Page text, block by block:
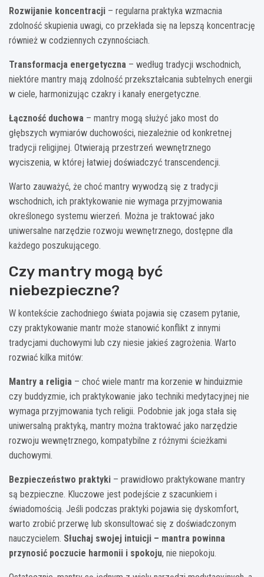
Rozwijanie koncentracji – regularna praktyka wzmacnia
zdolność skupienia uwagi, co przekłada się na lepszą koncentrację
również w codziennych czynnościach.
Transformacja energetyczna – według tradycji wschodnich,
niektóre mantry mają zdolność przekształcania subtelnych energii
w ciele, harmonizując czakry i kanały energetyczne.
Łączność duchowa – mantry mogą służyć jako most do
głębszych wymiarów duchowości, niezależnie od konkretnej
tradycji religijnej. Otwierają przestrzeń wewnętrznego
wyciszenia, w której łatwiej doświadczyć transcendencji.
Warto zauważyć, że choć mantry wywodzą się z tradycji
wschodnich, ich praktykowanie nie wymaga przyjmowania
określonego systemu wierzeń. Można je traktować jako
uniwersalne narzędzie rozwoju wewnętrznego, dostępne dla
każdego poszukującego.
Czy mantry mogą być
niebezpieczne?
W kontekście zachodniego świata pojawia się czasem pytanie,
czy praktykowanie mantr może stanowić konflikt z innymi
tradycjami duchowymi lub czy niesie jakieś zagrożenia. Warto
rozwiać kilka mitów:
Mantry a religia – choć wiele mantr ma korzenie w hinduizmie
czy buddyzmie, ich praktykowanie jako techniki medytacyjnej nie
wymaga przyjmowania tych religii. Podobnie jak joga stała się
uniwersalną praktyką, mantry można traktować jako narzędzie
rozwoju wewnętrznego, kompatybilne z różnymi ścieżkami
duchowymi.
Bezpieczeństwo praktyki – prawidłowo praktykowane mantry
są bezpieczne. Kluczowe jest podejście z szacunkiem i
świadomością. Jeśli podczas praktyki pojawia się dyskomfort,
warto zrobić przerwę lub skonsultować się z doświadczonym
nauczycielem. Słuchaj swojej intuicji – mantra powinna
przynosić poczucie harmonii i spokoju, nie niepokoju.